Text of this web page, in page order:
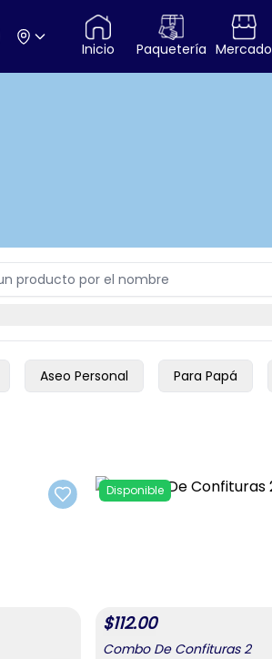
Inicio Paquetería Mercado
Aseo Personal Para Papá
Add to favorites
Disponible
$112.00
Combo De Confituras 2